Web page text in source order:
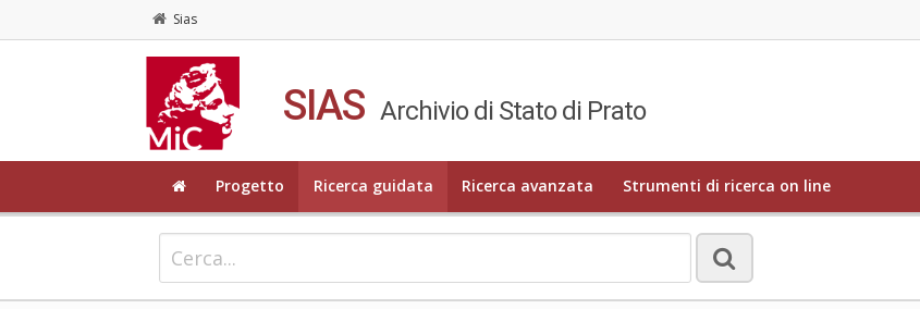
Sias
SIAS Archivio di Stato di Prato
Progetto Ricerca guidata Ricerca avanzata Strumenti di ricerca on line